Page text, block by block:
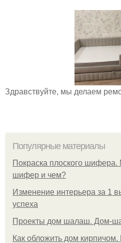
Здравствуйте, мы делаем
Популярные материалы
Покраска плоского шифера.
шифер и чем?
Изменение интерьера за 1
успеха
Проекты дом шалаш. Дом-
Как обложить дом